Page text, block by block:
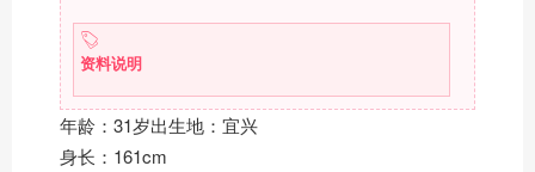
资料说明
年龄：31岁出生地：宜兴
身长：161cm